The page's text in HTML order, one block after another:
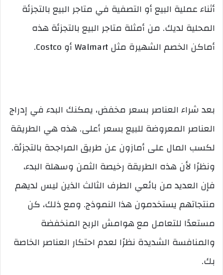
أثناء عملية البيع أو التصفية في متاجر البيع بالتجزئة
المحلية لديك. من أمثلة متاجر البيع بالتجزئة هذه
أماكن الخصم الشهيرة مثل Walmart أو Costco.
بعد شراء العناصر بسعر مخفض، يمكنك البدء في إدراج
العناصر المعروضة للبيع بسعر أعلى. هذه هي الطريقة
لكسب المال على أمازون عن طريق المراجحة بالتجزئة.
ونظرًا لأن هذه الطريقة رخيصة الثمن وسهلة البدء،
فإن العديد من بائعي الطرف الثالث الذين ليس لديهم
منتجاتهم يستخدمون هذا النموذج. ومع ذلك، كن
مستعدًا للتعامل مع هوامش الربح المنخفضة
والمنافسة الشديدة نظرًا لعدم احتكار العناصر الخاصة
بك.